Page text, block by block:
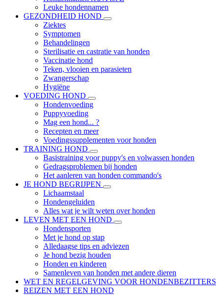
Leuke hondennamen
GEZONDHEID HOND
Ziektes
Symptomen
Behandelingen
Sterilisatie en castratie van honden
Vaccinatie hond
Teken, vlooien en parasieten
Zwangerschap
Hygiëne
VOEDING HOND
Hondenvoeding
Puppyvoeding
Mag een hond... ?
Recepten en meer
Voedingssupplementen voor honden
TRAINING HOND
Basistraining voor puppy's en volwassen honden
Gedragsproblemen bij honden
Het aanleren van honden commando's
JE HOND BEGRIJPEN
Lichaamstaal
Hondengeluiden
Alles wat je wilt weten over honden
LEVEN MET EEN HOND
Hondensporten
Met je hond op stap
Alledaagse tips en adviezen
Je hond bezig houden
Honden en kinderen
Samenleven van honden met andere dieren
WET EN REGELGEVING VOOR HONDENBEZITTERS
REIZEN MET EEN HOND